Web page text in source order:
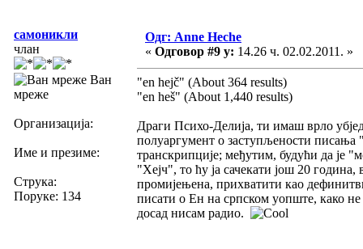
самоникли
члан
Ван
мреже
Организација:
Име и презиме:
Струка:
Поруке: 134
Одг: Anne Heche
« Одговор #9 у: 14.26 ч. 02.02.2011. »
"en hejč" (About 364 results)
"en heš" (About 1,440 results)
Драги Психо-Делија, ти имаш врло
полуаргумент о заступљености
транскрипције; међутим, будући да је
"Хејч", то ћу ја сачекати још 20 година,
промијењена, прихватити као
писати о Ен на српском уопште, како
досад нисам радио.